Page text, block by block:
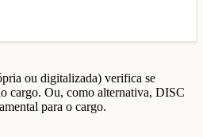
ou digitalizada) verifica se
cargo. Ou, como alternativa, DISC
para o cargo.